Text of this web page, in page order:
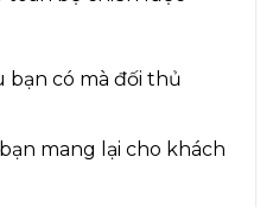
có mà đối thủ
mang lại cho khách